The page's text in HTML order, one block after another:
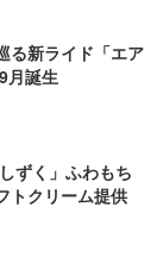
る新ライド「エア
月誕生
ずく」ふわもち
トクリーム提供